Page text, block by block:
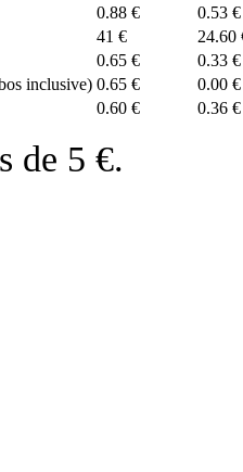
0.88 €
0.53 €
41 €
24.60
0.65 €
0.33 €
inclusive) 0.65 €
0.00 €
0.60 € 0.36 €
de 5 €.